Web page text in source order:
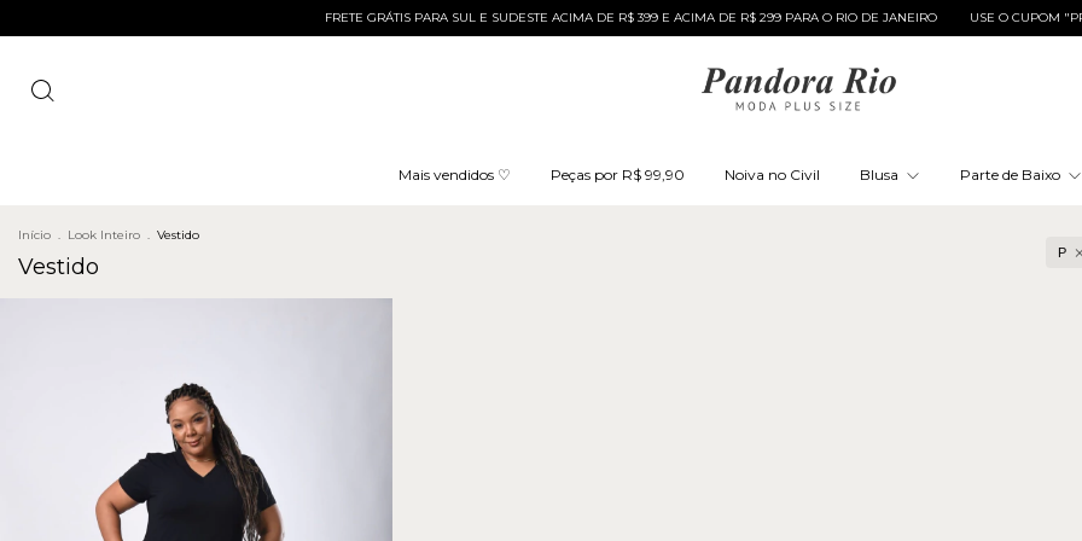
FRETE GRÁTIS PARA SUL E SUDESTE ACIMA DE R$ 399 E ACIMA DE R$ 299 PARA O RIO DE JANEIRO USE O CUPOM
Mais vendidos ♡ Peças por R$ 99,90 Noiva no Civil Blusa Parte de Baixo
Início . Look Inteiro . Vestido
Vestido
P